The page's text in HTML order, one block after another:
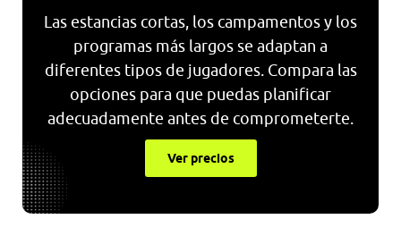
Las estancias cortas, los campamentos y los
programas más largos se adaptan a
diferentes tipos de jugadores. Compara las
opciones para que puedas planificar
adecuadamente antes de comprometerte.
Ver precios